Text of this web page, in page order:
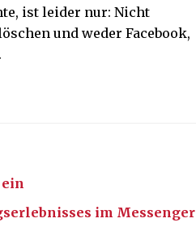
ist leider nur: Nicht
und weder Facebook,
im Messenger